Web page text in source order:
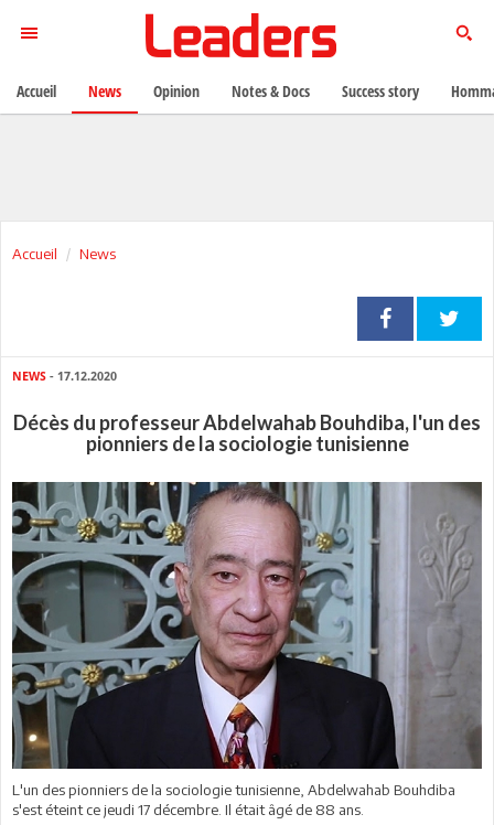
Accueil News
NEWS - 17.12.2020
Décès du professeur Abdelwahab Bouhdiba, l'un des
pionniers de la sociologie tunisienne
L'un des pionniers de la sociologie tunisienne, Abdelwahab Bouhdiba
s'est éteint ce jeudi 17 décembre. Il était âgé de 88 ans.
Accueil News Opinion Notes & Docs Success story